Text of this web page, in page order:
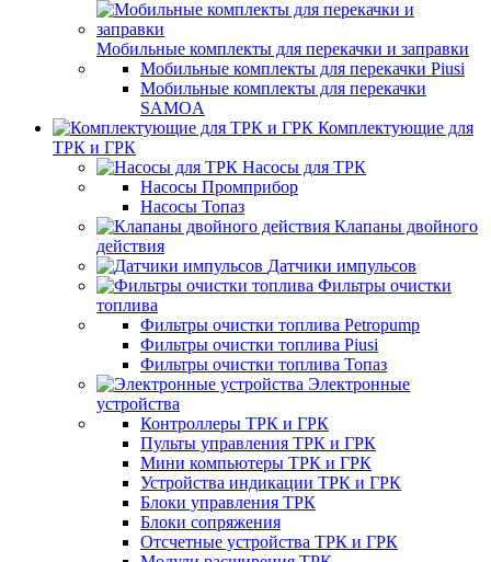
Мобильные комплекты для перекачки и заправки
Мобильные комплекты для перекачки Piusi
Мобильные комплекты для перекачки
SAMOA
Комплектующие для
ТРК и ГРК
Насосы для ТРК
Насосы Промприбор
Насосы Топаз
Клапаны двойного
действия
Датчики импульсов
Фильтры очистки
топлива
Фильтры очистки топлива Petropump
Фильтры очистки топлива Piusi
Фильтры очистки топлива Топаз
Электронные
устройства
Контроллеры ТРК и ГРК
Пульты управления ТРК и ГРК
Мини компьютеры ТРК и ГРК
Устройства индикации ТРК и ГРК
Блоки управления ТРК
Блоки сопряжения
Отсчетные устройства ТРК и ГРК